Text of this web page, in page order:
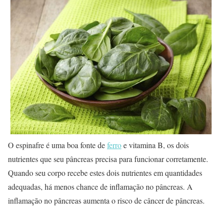
O espinafre é uma boa fonte deferroe vitamina B, os dois
nutrientes que seu pâncreas precisa para funcionar corretamente.
Quando seu corpo recebe estes dois nutrientes em quantidades
adequadas, há menos chance de inflamação no pâncreas. A
inflamação no pâncreas aumenta o risco de câncer de pâncreas.